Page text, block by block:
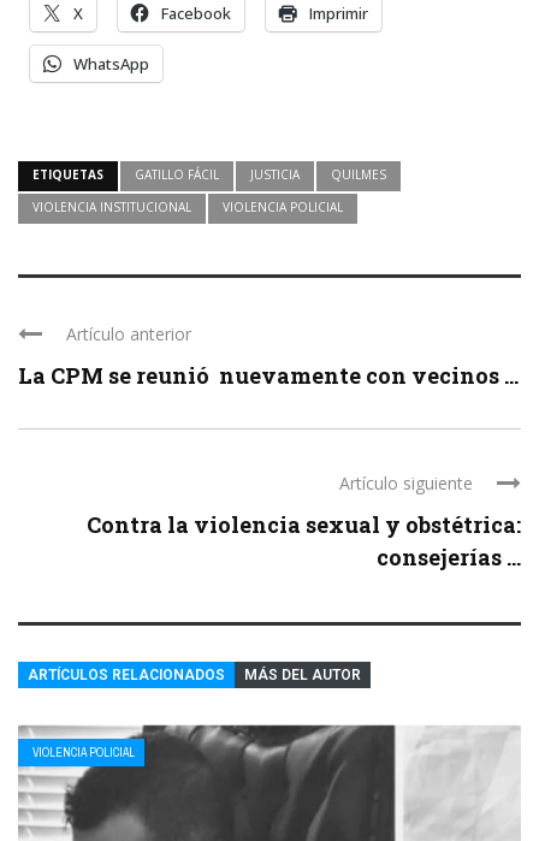
X Facebook Imprimir
WhatsApp
ETIQUETAS GATILLO FÁCIL JUSTICIA
QUILMES
VIOLENCIA INSTITUCIONAL
VIOLENCIA POLICIAL
Artículo anterior
La CPM se reunió nuevamente con vecinos ...
Artículo siguiente
Contra la violencia sexual y obstétrica:
consejerías ...
ARTÍCULOS RELACIONADOS MÁS DEL AUTOR
VIOLENCIA POLICIAL